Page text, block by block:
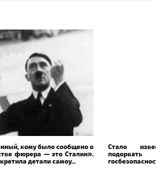
кому было сообщено о
фюрера — это Сталин».
детали самоу...
Стало